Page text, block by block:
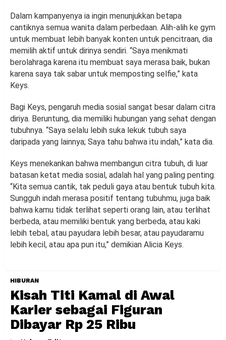
Dalam kampanyenya ia ingin menunjukkan betapa
cantiknya semua wanita dalam perbedaan. Alih-alih ke gym
untuk membuat lebih banyak konten untuk pencitraan, dia
memilih aktif untuk dirinya sendiri. “Saya menikmati
berolahraga karena itu membuat saya merasa baik, bukan
karena saya tak sabar untuk memposting selfie,” kata
Keys.
Bagi Keys, pengaruh media sosial sangat besar dalam citra
diriya. Beruntung, dia memiliki hubungan yang sehat dengan
tubuhnya. “Saya selalu lebih suka lekuk tubuh saya
daripada yang lainnya; Saya tahu bahwa itu indah,” kata dia.
Keys menekankan bahwa membangun citra tubuh, di luar
batasan ketat media sosial, adalah hal yang paling penting.
“Kita semua cantik, tak peduli gaya atau bentuk tubuh kita.
Sungguh indah merasa positif tentang tubuhmu, juga baik
bahwa kamu tidak terlihat seperti orang lain, atau terlihat
berbeda, atau memiliki bentuk yang berbeda, atau kaki
lebih tebal, atau payudara lebih besar, atau payudaramu
lebih kecil, atau apa pun itu,” demikian Alicia Keys.
HIBURAN
Kisah Titi Kamal di Awal
Karier sebagai Figuran
Dibayar Rp 25 Ribu